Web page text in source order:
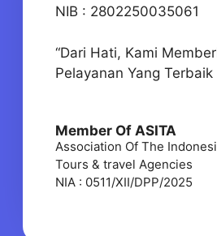
NIB : 2802250035061
“Dari Hati, Kami
Pelayanan Yang Terbaik
Member Of ASITA
Association Of The
Tours & travel Agencies
NIA : 0511/XII/DPP/2025